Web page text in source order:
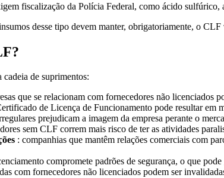
fiscalização da Polícia Federal, como ácido sulfúrico,
desse tipo devem manter, obrigatoriamente, o
cadeia de suprimentos:
que se relacionam com fornecedores não licenciados
de Licença de Funcionamento pode resultar em
prejudicam a imagem da empresa perante o
sem CLF correm mais risco de ter as atividades
: companhias que mantêm relações comerciais com
compromete padrões de segurança, o que
com fornecedores não licenciados podem ser